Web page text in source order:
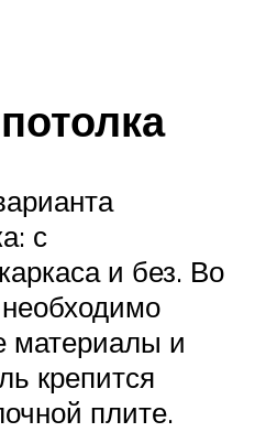
с
и без. Во
материалы и
крепится
плите.